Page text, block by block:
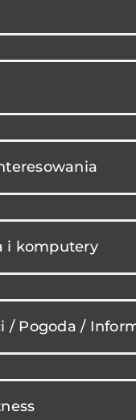
i komputery
/ Pogoda /